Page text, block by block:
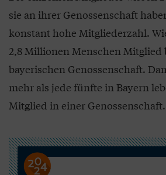
sie an ihrer Genossenschaft
konstant hohe Mitgliederzahl.
2,8 Millionen Menschen Mitglied
bayerischen Genossenschaft.
mehr als jede fünfte in Bayern
Mitglied in einer Genossenschaft.